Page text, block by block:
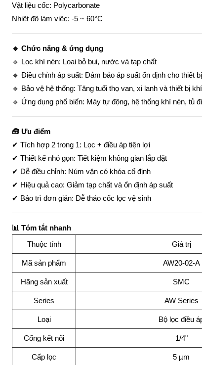
Vật liệu cốc: Polycarbonate
Nhiệt độ làm việc: -5 ~ 60°C
🔹 Chức năng & ứng dụng
🔹 Lọc khí nén: Loại bỏ bụi, nước và tạp chất
🔹 Điều chỉnh áp suất: Đảm bảo áp suất ổn định cho thiết bị
🔹 Bảo vệ hệ thống: Tăng tuổi thọ van, xi lanh và thiết bị khí
🔹 Ứng dụng phổ biến: Máy tự động, hệ thống khí nén, tủ
🧰 Ưu điểm
✔ Tích hợp 2 trong 1: Lọc + điều áp tiện lợi
✔ Thiết kế nhỏ gọn: Tiết kiệm không gian lắp đặt
✔ Dễ điều chỉnh: Núm vặn có khóa cố định
✔ Hiệu quả cao: Giảm tạp chất và ổn định áp suất
✔ Bảo trì đơn giản: Dễ tháo cốc lọc vệ sinh
📊 Tóm tắt nhanh
Thuộc tính
Giá trị
Mã sản phẩm AW20-02-A
Hãng sản xuất SMC
Series AW Series
Loại Bộ lọc điều
Cổng kết nối 1/4"
Cấp lọc 5 µm